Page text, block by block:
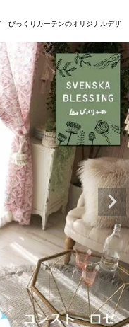
びっくりカーテンのオリジナルデザ